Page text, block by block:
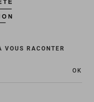
VOUS RACONTER
OK